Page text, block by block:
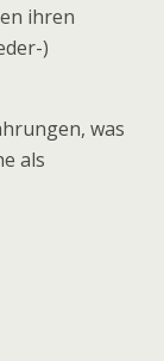
ihren
)
was
als